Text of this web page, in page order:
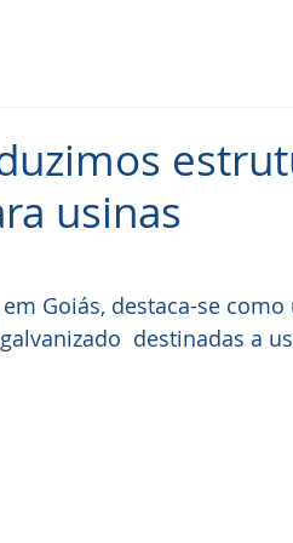
usinas
Goiás, destaca-se como
destinadas a